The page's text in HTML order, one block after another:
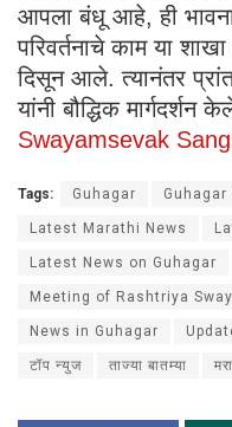
आपला बंधू आहे, ही
परिवर्तनाचे काम या
दिसून आले. त्यानंतर
यांनी बौद्धिक मार्गदर्शन
Swayamsevak
Tags: Guhagar Guhagar
Latest Marathi News
Latest News on Guhagar
Meeting of Rashtriya
News in Guhagar
टॉप न्युज ताज्या बातम्या